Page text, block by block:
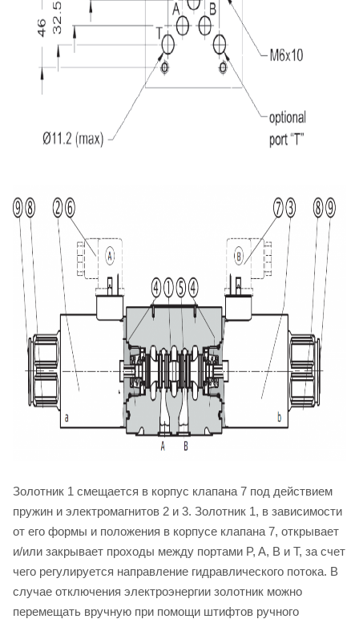
Золотник 1 смещается в корпус клапана 7 под действием
пружин и электромагнитов 2 и 3. Золотник 1, в зависимости
от его формы и положения в корпусе клапана 7, открывает
и/или закрывает проходы между портами P, A, B и T, за счет
чего регулируется направление гидравлического потока. В
случае отключения электроэнергии золотник можно
перемещать вручную при помощи штифтов ручного